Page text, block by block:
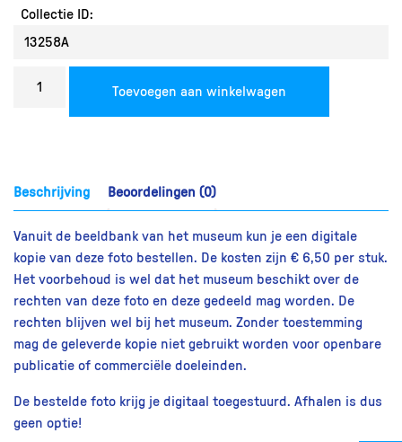
Collectie ID:
reproductie
Toevoegen aan winkelwagen
Beschrijving Beoordelingen (0)
Vanuit de beeldbank van het museum kun je een digitale
kopie van deze foto bestellen. De kosten zijn € 6,50 per stuk.
Het voorbehoud is wel dat het museum beschikt over de
rechten van deze foto en deze gedeeld mag worden. De
rechten blijven wel bij het museum. Zonder toestemming
mag de geleverde kopie niet gebruikt worden voor openbare
publicatie of commerciële doeleinden.
De bestelde foto krijg je digitaal toegestuurd. Afhalen is dus
geen optie!